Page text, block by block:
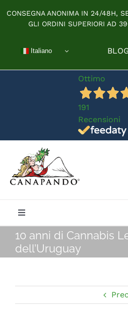
contenuto
CONSEGNA ANONIMA IN 24/48H,
GLI ORDINI SUPERIORI AD
Italiano
Ottimo
191
Recensioni
Toggle
Navigation
CHI SIAMO
PUNTI VENDITA
10 anni di Cannabis
dell’Uruguay